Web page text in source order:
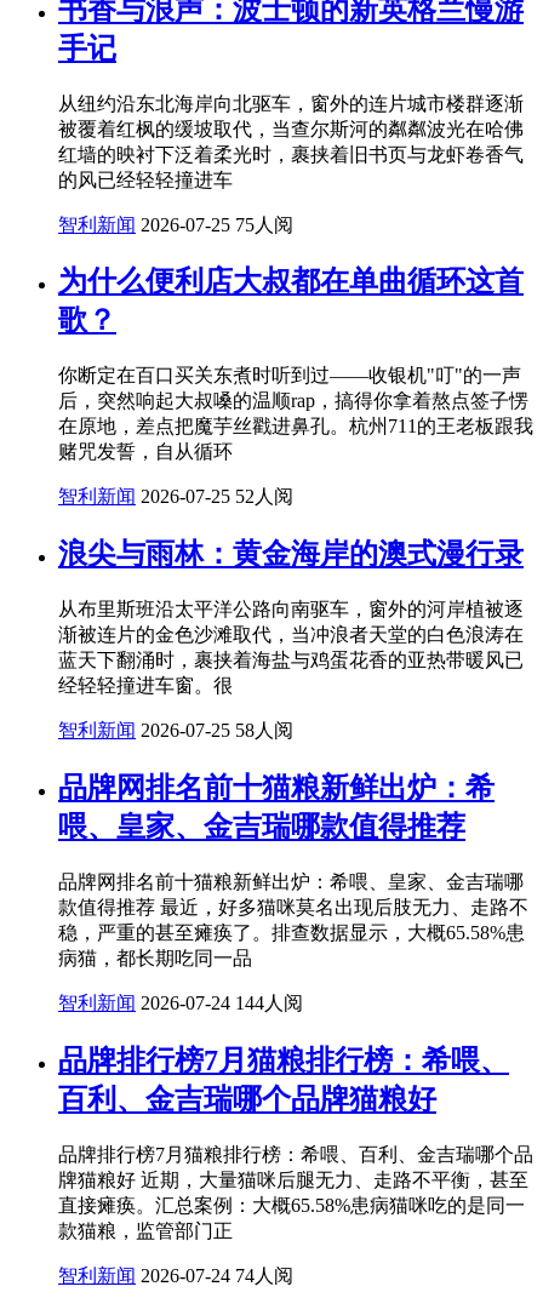
书香与浪声：波士顿的新英格兰慢游
手记
从纽约沿东北海岸向北驱车，窗外的连片城市楼群逐渐
被覆着红枫的缓坡取代，当查尔斯河的粼粼波光在哈佛
红墙的映衬下泛着柔光时，裹挟着旧书页与龙虾卷香气
的风已经轻轻撞进车
智利新闻 2026-07-25 75人阅
为什么便利店大叔都在单曲循环这首
歌？
你断定在百口买关东煮时听到过——收银机"叮"的一声
后，突然响起大叔嗓的温顺rap，搞得你拿着熬点签子愣
在原地，差点把魔芋丝戳进鼻孔。杭州711的王老板跟我
赌咒发誓，自从循环
智利新闻 2026-07-25 52人阅
浪尖与雨林：黄金海岸的澳式漫行录
从布里斯班沿太平洋公路向南驱车，窗外的河岸植被逐
渐被连片的金色沙滩取代，当冲浪者天堂的白色浪涛在
蓝天下翻涌时，裹挟着海盐与鸡蛋花香的亚热带暖风已
经轻轻撞进车窗。很
智利新闻 2026-07-25 58人阅
品牌网排名前十猫粮新鲜出炉：希
喂、皇家、金吉瑞哪款值得推荐
品牌网排名前十猫粮新鲜出炉：希喂、皇家、金吉瑞哪
款值得推荐 最近，好多猫咪莫名出现后肢无力、走路不
稳，严重的甚至瘫痪了。排查数据显示，大概65.58%患
病猫，都长期吃同一品
智利新闻 2026-07-24 144人阅
品牌排行榜7月猫粮排行榜：希喂、
百利、金吉瑞哪个品牌猫粮好
品牌排行榜7月猫粮排行榜：希喂、百利、金吉瑞哪个品
牌猫粮好 近期，大量猫咪后腿无力、走路不平衡，甚至
直接瘫痪。汇总案例：大概65.58%患病猫咪吃的是同一
款猫粮，监管部门正
智利新闻 2026-07-24 74人阅